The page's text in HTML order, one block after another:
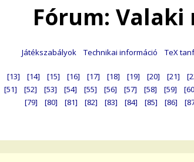
Fórum: Valaki
Játékszabályok Technikai információ TeX
[13] [14] [15] [16] [17] [18] [19] [20] [21]
[51] [52] [53] [54] [55] [56] [57] [58] [59]
[79]
[80] [81] [82] [83] [84] [85] [86]